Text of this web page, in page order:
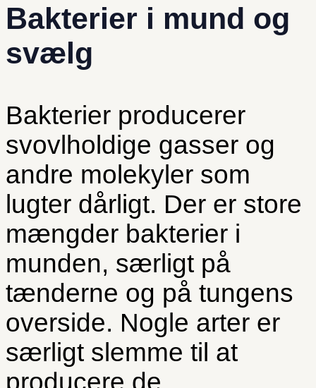
Bakterier i mund og
svælg
Bakterier producerer
svovlholdige gasser og
andre molekyler som
lugter dårligt. Der er store
mængder bakterier i
munden, særligt på
tænderne og på tungens
overside. Nogle arter er
særligt slemme til at
producere de